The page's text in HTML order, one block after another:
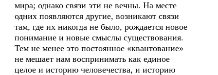
мира; однако связи эти не вечны. На месте
одних появляются другие, возникают связи
там, где их никогда не было, рождается новое
понимание и новые смыслы существования.
Тем не менее это постоянное «квантование»
не мешает нам воспринимать как единое
целое и историю человечества, и историю